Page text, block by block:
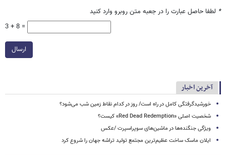
* لطفا حاصل عبارت را در جعبه متن روبرو وارد کنید
3 + 8 =
ارسال
آخرین اخبار
خورشیدگرفتگی کامل در راه است/ روز در کدام نقاط زمین شب می‌شود؟
شخصیت اصلی «Red Dead Redemption» کیست؟
ویژگی جنگنده‌ها در ماشین‌های سوپراسپرت /عکس
ایلان ماسک ساخت عظیم‌ترین مجتمع تولید تراشه جهان را شروع کرد